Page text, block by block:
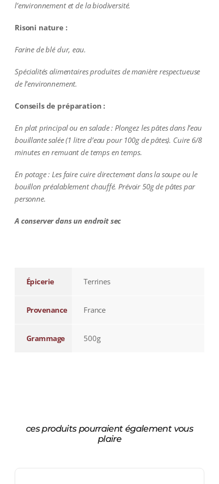
l’environnement et de la biodiversité.
Risoni nature :
Farine de blé dur, eau.
Spécialités alimentaires produites de manière respectueuse
de l’environnement.
Conseils de préparation :
En plat principal ou en salade : Plongez les pâtes dans l’eau
bouillante salée (1 litre d’eau pour 100g de pâtes). Cuire 6/8
minutes en remuant de temps en temps.
En potage : Les faire cuire directement dans la soupe ou le
bouillon préalablement chauffé. Prévoir 50g de pâtes par
personne.
A conserver dans un endroit sec
Épicerie Terrines
Provenance France
Grammage 500g
ces produits pourraient également vous
plaire